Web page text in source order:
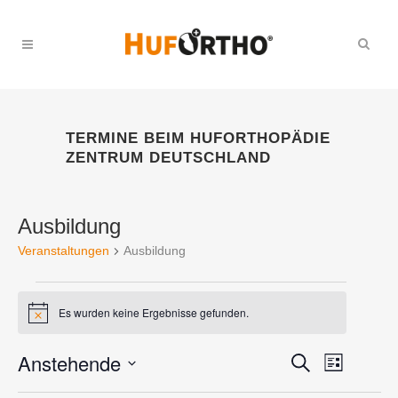
TERMINE BEIM HUFORTHOPÄDIE
ZENTRUM DEUTSCHLAND
Ausbildung
Veranstaltungen Ausbildung
VERANSTALTUNGEN
HinweisEs wurden keine Ergebnisse gefunden.
SUCHE
Suche
Liste
Anstehende